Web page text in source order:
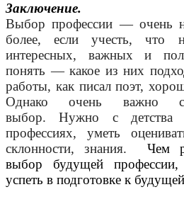
Заключение.
Выбор профессии — очень
более, если учесть, что
интересных, важных и
понять — какое из них
работы, как писал поэт,
Однако очень важно
выбор.
Нужно с детства
профессиях, уметь
склонности, знания. Чем
выбор будущей
успеть в подготовке к